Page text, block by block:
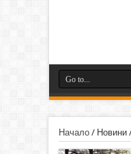
Начало/ Новини